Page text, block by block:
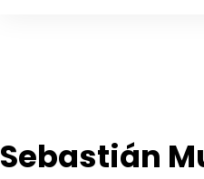
Sebastián